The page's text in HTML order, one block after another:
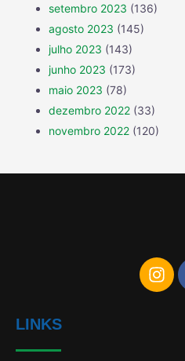
setembro 2023 (136)
agosto 2023 (145)
julho 2023 (143)
junho 2023 (173)
maio 2023 (78)
dezembro 2022 (33)
novembro 2022 (120)
LINKS